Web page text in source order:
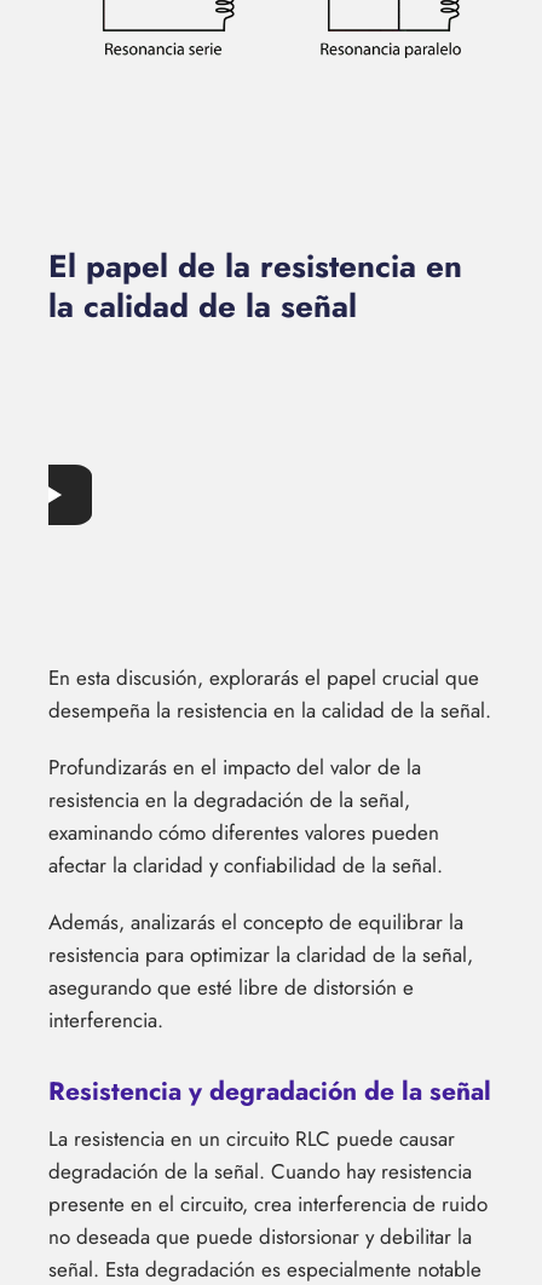
El papel de la resistencia en
la calidad de la señal
En esta discusión, explorarás el papel crucial que
desempeña la resistencia en la calidad de la señal.
Profundizarás en el impacto del valor de la
resistencia en la degradación de la señal,
examinando cómo diferentes valores pueden
afectar la claridad y confiabilidad de la señal.
Además, analizarás el concepto de equilibrar la
resistencia para optimizar la claridad de la señal,
asegurando que esté libre de distorsión e
interferencia.
Resistencia y degradación de la señal
La resistencia en un circuito RLC puede causar
degradación de la señal. Cuando hay resistencia
presente en el circuito, crea interferencia de ruido
no deseada que puede distorsionar y debilitar la
señal. Esta degradación es especialmente notable